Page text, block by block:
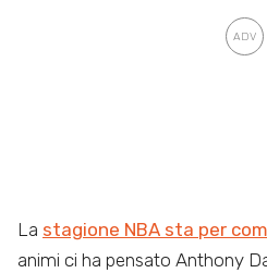
La stagione NBA sta per
animi ci ha pensato Anthony